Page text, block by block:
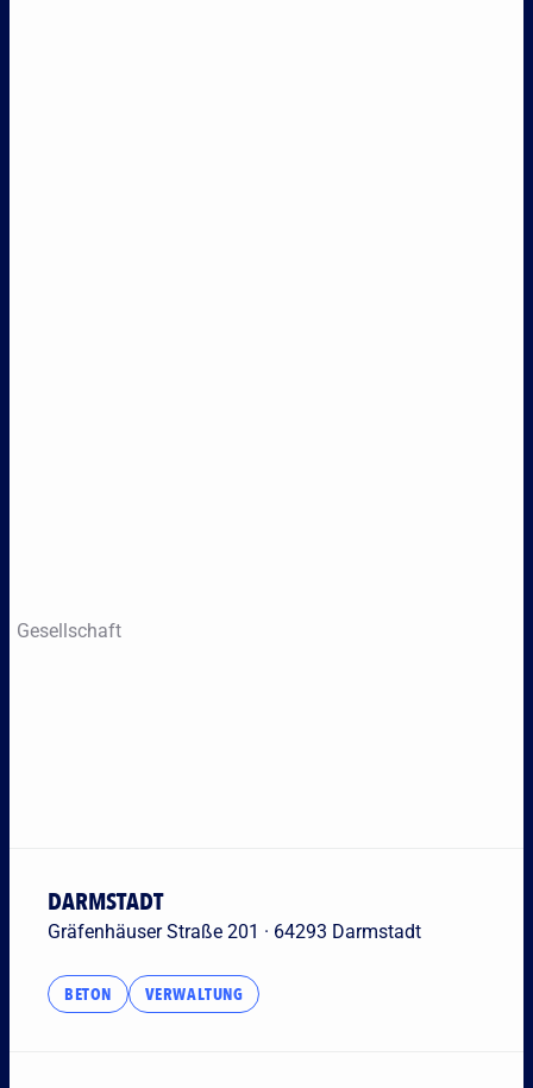
Umkreis
Geschäftsfelder
Gesellschaft
DARMSTADT
Gräfenhäuser Straße 201 · 64293 Darmstadt
BETON VERWALTUNG